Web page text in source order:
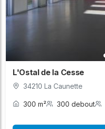
L'Ostal de la Cesse
34210 La Caunette
300 m² 300 debout